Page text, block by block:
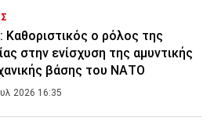
Καθοριστικός ο ρόλος της
στην ενίσχυση της αμυντικής
βάσης του ΝΑΤΟ
2026 16:35